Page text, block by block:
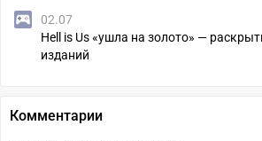
02.07
Hell is Us «ушла на золото» —
изданий
Комментарии